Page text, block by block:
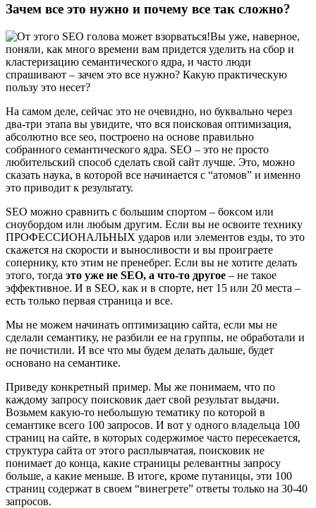
Зачем все это нужно и почему все так сложно?
Вы уже, наверное,
поняли, как много времени вам придется уделить на сбор и
кластеризацию семантического ядра, и часто люди
спрашивают – зачем это все нужно? Какую практическую
пользу это несет?
На самом деле, сейчас это не очевидно, но буквально через
два-три этапа вы увидите, что вся поисковая оптимизация,
абсолютно все seo, построено на основе правильно
собранного семантического ядра. SEO – это не просто
любительский способ сделать свой сайт лучше. Это, можно
сказать наука, в которой все начинается с “атомов” и именно
это приводит к результату.
SEO можно сравнить с большим спортом – боксом или
сноубордом или любым другим. Если вы не освоите технику
ПРОФЕССИОНАЛЬНЫХ ударов или элементов езды, то это
скажется на скорости и выносливости и вы проиграете
сопернику, кто этим не пренебрег. Если вы не хотите делать
этого, тогда это уже не SEO, а что-то другое – не такое
эффективное. И в SEO, как и в спорте, нет 15 или 20 места –
есть только первая страница и все.
Мы не можем начинать оптимизацию сайта, если мы не
сделали семантику, не разбили ее на группы, не обработали и
не почистили. И все что мы будем делать дальше, будет
основано на семантике.
Приведу конкретный пример. Мы же понимаем, что по
каждому запросу поисковик дает свой результат выдачи.
Возьмем какую-то небольшую тематику по которой в
семантике всего 100 запросов. И вот у одного владельца 100
страниц на сайте, в которых содержимое часто пересекается,
структура сайта от этого расплывчатая, поисковик не
понимает до конца, какие страницы релевантны запросу
больше, а какие меньше. В итоге, кроме путаницы, эти 100
страниц содержат в своем “винегрете” ответы только на 30-40
запросов.